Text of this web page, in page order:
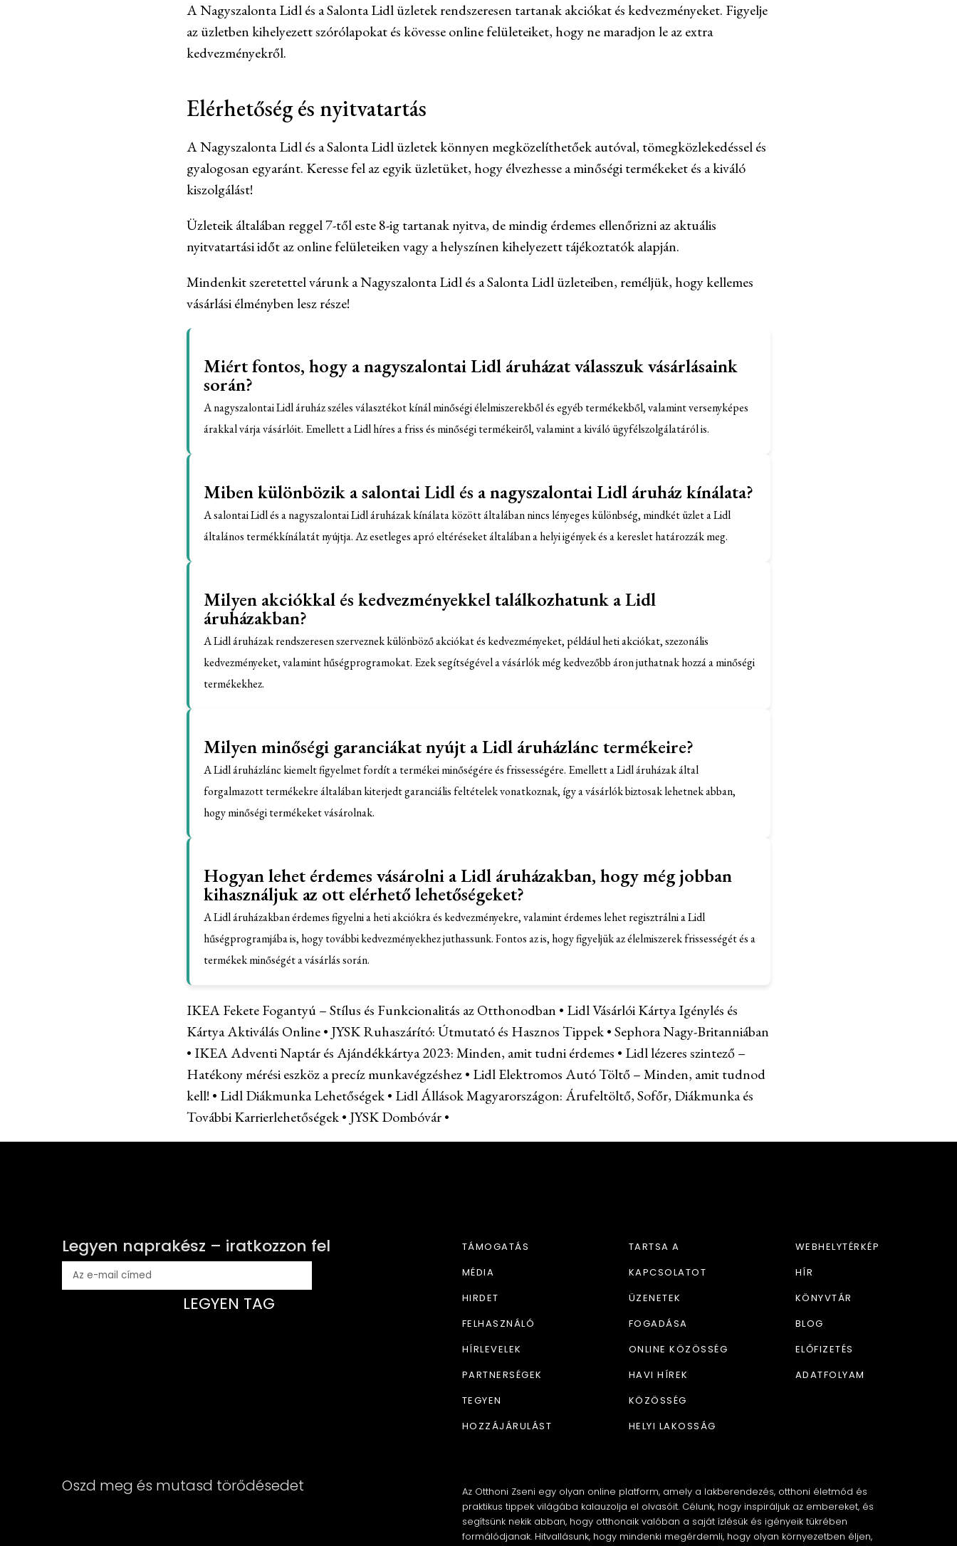
A Nagyszalonta Lidl és a Salonta Lidl üzletek rendszeresen tartanak akciókat és kedvezményeket. Figyelje
az üzletben kihelyezett szórólapokat és kövesse online felületeiket, hogy ne maradjon le az extra
kedvezményekről.
Elérhetőség és nyitvatartás
A Nagyszalonta Lidl és a Salonta Lidl üzletek könnyen megközelíthetőek autóval, tömegközlekedéssel és
gyalogosan egyaránt. Keresse fel az egyik üzletüket, hogy élvezhesse a minőségi termékeket és a kiváló
kiszolgálást!
Üzleteik általában reggel 7-től este 8-ig tartanak nyitva, de mindig érdemes ellenőrizni az aktuális
nyitvatartási időt az online felületeiken vagy a helyszínen kihelyezett tájékoztatók alapján.
Mindenkit szeretettel várunk a Nagyszalonta Lidl és a Salonta Lidl üzleteiben, reméljük, hogy kellemes
vásárlási élményben lesz része!
Miért fontos, hogy a nagyszalontai Lidl áruházat válasszuk vásárlásaink
során?
A nagyszalontai Lidl áruház széles választékot kínál minőségi élelmiszerekből és egyéb termékekből, valamint versenyképes
árakkal várja vásárlóit. Emellett a Lidl híres a friss és minőségi termékeiről, valamint a kiváló ügyfélszolgálatáról is.
Miben különbözik a salontai Lidl és a nagyszalontai Lidl áruház kínálata?
A salontai Lidl és a nagyszalontai Lidl áruházak kínálata között általában nincs lényeges különbség, mindkét üzlet a Lidl
általános termékkínálatát nyújtja. Az esetleges apró eltéréseket általában a helyi igények és a kereslet határozzák meg.
Milyen akciókkal és kedvezményekkel találkozhatunk a Lidl
áruházakban?
A Lidl áruházak rendszeresen szerveznek különböző akciókat és kedvezményeket, például heti akciókat, szezonális
kedvezményeket, valamint hűségprogramokat. Ezek segítségével a vásárlók még kedvezőbb áron juthatnak hozzá a minőségi
termékekhez.
Milyen minőségi garanciákat nyújt a Lidl áruházlánc termékeire?
A Lidl áruházlánc kiemelt figyelmet fordít a termékei minőségére és frissességére. Emellett a Lidl áruházak által
forgalmazott termékekre általában kiterjedt garanciális feltételek vonatkoznak, így a vásárlók biztosak lehetnek abban,
hogy minőségi termékeket vásárolnak.
Hogyan lehet érdemes vásárolni a Lidl áruházakban, hogy még jobban
kihasználjuk az ott elérhető lehetőségeket?
A Lidl áruházakban érdemes figyelni a heti akciókra és kedvezményekre, valamint érdemes lehet regisztrálni a Lidl
hűségprogramjába is, hogy további kedvezményekhez juthassunk. Fontos az is, hogy figyeljük az élelmiszerek frissességét és a
termékek minőségét a vásárlás során.
IKEA Fekete Fogantyú – Stílus és Funkcionalitás az Otthonodban • Lidl Vásárlói Kártya Igénylés és
Kártya Aktiválás Online• JYSK Ruhaszárító: Útmutató és Hasznos Tippek•Sephora Nagy-Britanniában
• IKEA Adventi Naptár és Ajándékkártya 2023: Minden, amit tudni érdemes • Lidl lézeres szintező –
Hatékony mérési eszköz a precíz munkavégzéshez• Lidl Elektromos Autó Töltő – Minden, amit tudnod
kell! • Lidl Diákmunka Lehetőségek• Lidl Állások Magyarországon: Árufeltöltő, Sofőr, Diákmunka és
További Karrierlehetőségek• JYSK Dombóvár•
Legyen naprakész – iratkozzon fel
LEGYEN TAG
Az Otthoni Zseni egy olyan online platform, amely a lakberendezés, otthoni életmód és
praktikus tippek világába kalauzolja el olvasóit. Célunk, hogy inspiráljuk az embereket, és
segítsünk nekik abban, hogy otthonaik valóban a saját ízlésük és igényeik tükrében
formálódjanak. Hitvallásunk, hogy mindenki megérdemli, hogy olyan környezetben éljen,
Oszd meg és mutasd törődésedet
TÁMOGATÁS
MÉDIA
HIRDET
FELHASZNÁLÓ
HÍRLEVELEK
PARTNERSÉGEK
TEGYEN
HOZZÁJÁRULÁST
TARTSA A
KAPCSOLATOT
ÜZENETEK
FOGADÁSA
ONLINE KÖZÖSSÉG
HAVI HÍREK
KÖZÖSSÉG
HELYI LAKOSSÁG
WEBHELYTÉRKÉP
HÍR
KÖNYVTÁR
BLOG
ELŐFIZETÉS
ADATFOLYAM